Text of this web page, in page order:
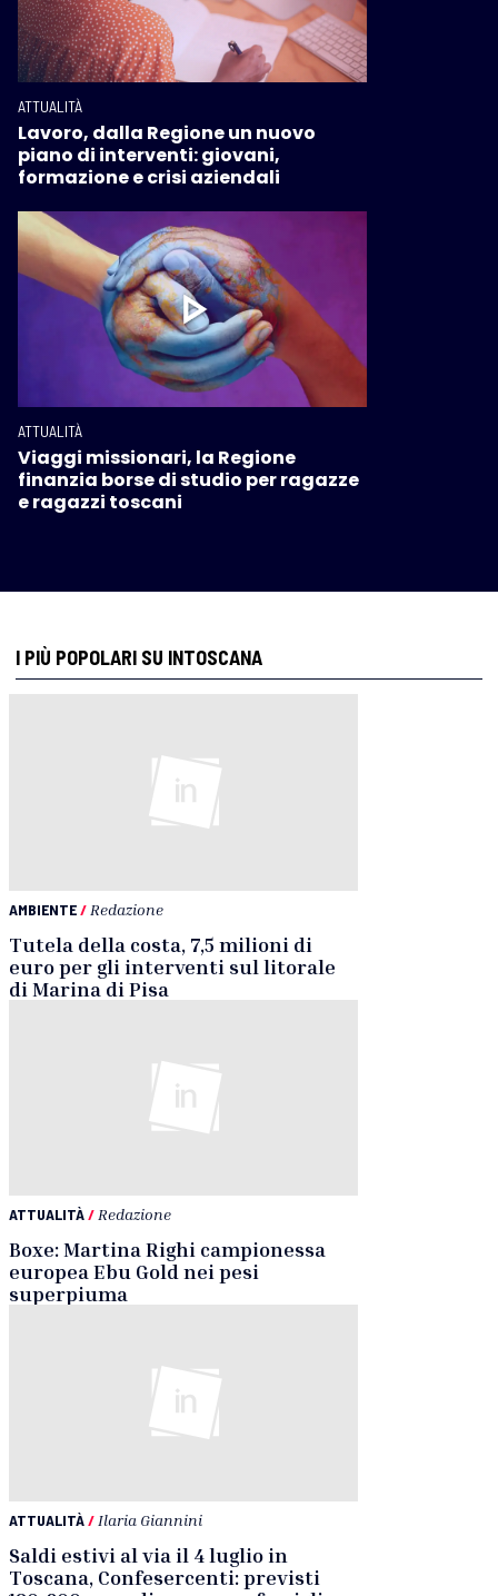
ATTUALITÀ
Lavoro, dalla Regione un nuovo
piano di interventi: giovani,
formazione e crisi aziendali
ATTUALITÀ
Viaggi missionari, la Regione
finanzia borse di studio per ragazze
e ragazzi toscani
I PIÙ POPOLARI SU INTOSCANA
AMBIENTE/ Redazione
Tutela della costa, 7,5 milioni di
euro per gli interventi sul litorale
di Marina di Pisa
ATTUALITÀ/ Redazione
Boxe: Martina Righi campionessa
europea Ebu Gold nei pesi
superpiuma
ATTUALITÀ/ Ilaria Giannini
Saldi estivi al via il 4 luglio in
Toscana, Confesercenti: previsti